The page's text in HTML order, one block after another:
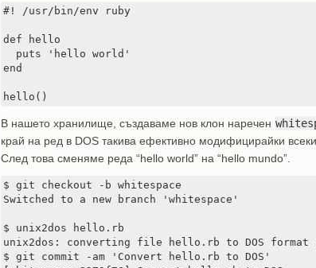
#! /usr/bin/env ruby
def hello
  puts 'hello world'
end
hello()
В нашето хранилище, създаваме нов клон наречен
край на ред в DOS такива ефективно модифицирайки
След това сменяме реда “hello world” на “hello mundo”.
$ git checkout -b whitespace
Switched to a new branch 'whitespace'
$ unix2dos hello.rb
unix2dos: converting file hello.rb to DOS
$ git commit -am 'Convert hello.rb to DOS'